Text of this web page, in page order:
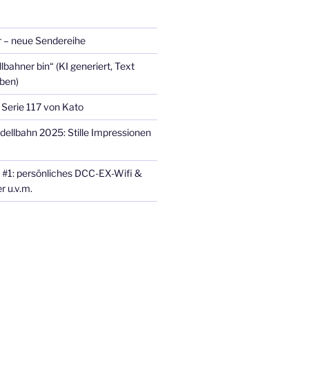
– neue Sendereihe
bin“ (KI generiert, Text
117 von Kato
2025: Stille Impressionen
persönliches DCC-EX-Wifi &
u.v.m.